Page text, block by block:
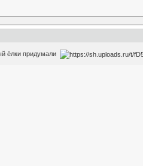
ёлки придумали